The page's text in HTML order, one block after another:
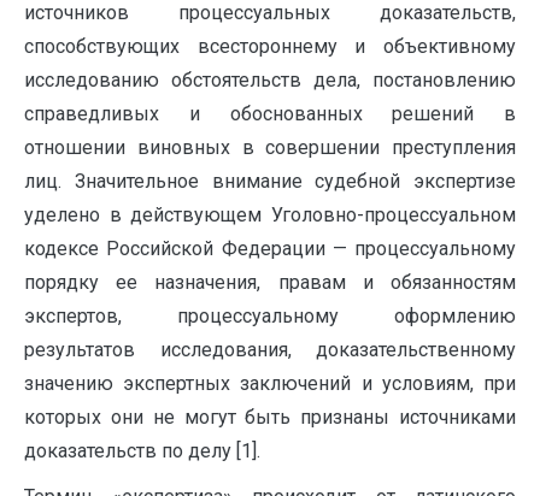
источников процессуальных доказательств,
способствующих всестороннему и объективному
исследованию обстоятельств дела, постановлению
справедливых и обоснованных решений в
отношении виновных в совершении преступления
лиц. Значительное внимание судебной экспертизе
уделено в действующем Уголовно-процессуальном
кодексе Российской Федерации — процессуальному
порядку ее назначения, правам и обязанностям
экспертов, процессуальному оформлению
результатов исследования, доказательственному
значению экспертных заключений и условиям, при
которых они не могут быть признаны источниками
доказательств по делу [1].